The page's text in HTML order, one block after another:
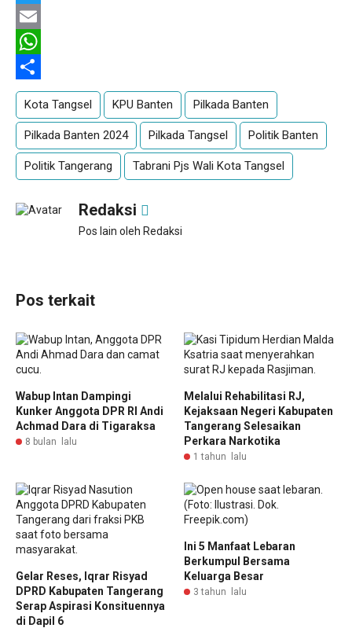
Twitter
Email
WhatsApp
Share
Kota Tangsel KPU Banten Pilkada Banten
Pilkada Banten 2024 Pilkada Tangsel Politik Banten
Politik Tangerang Tabrani Pjs Wali Kota Tangsel
Redaksi
Pos lain oleh Redaksi
Pos terkait
Wabup Intan Dampingi
Kunker Anggota DPR RI Andi
Achmad Dara di Tigaraksa
8 bulan lalu
Melalui Rehabilitasi RJ,
Kejaksaan Negeri Kabupaten
Tangerang Selesaikan
Perkara Narkotika
1 tahun lalu
Gelar Reses, Iqrar Risyad
DPRD Kabupaten Tangerang
Serap Aspirasi Konsituennya
di Dapil 6
Ini 5 Manfaat Lebaran
Berkumpul Bersama
Keluarga Besar
3 tahun lalu